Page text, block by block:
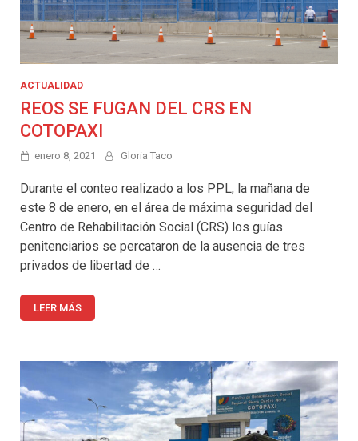
ACTUALIDAD
REOS SE FUGAN DEL CRS EN
COTOPAXI
enero 8, 2021 Gloria Taco
Durante el conteo realizado a los PPL, la mañana de
este 8 de enero, en el área de máxima seguridad del
Centro de Rehabilitación Social (CRS) los guías
penitenciarios se percataron de la ausencia de tres
privados de libertad de …
LEER MÁS